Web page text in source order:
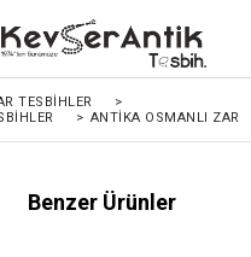
TESBIHLER
>
> ANTIKA OSMANLI ZAR
Benzer Ürünler